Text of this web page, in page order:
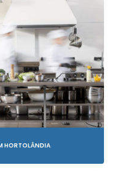
HORTOLÂNDIA